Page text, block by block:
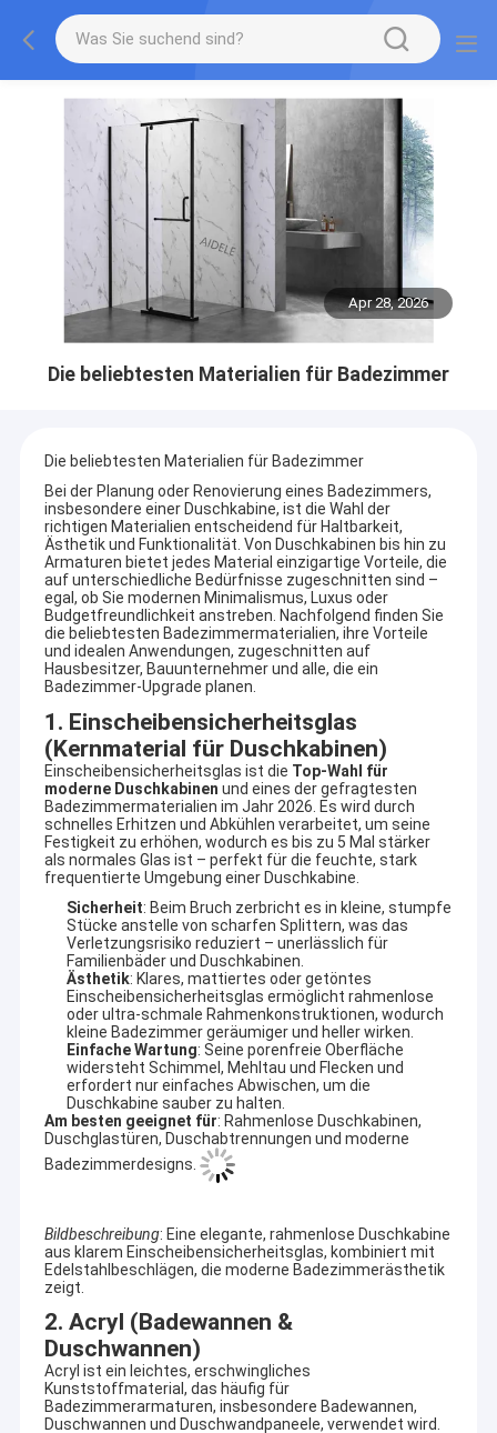
Apr 28, 2026
Die beliebtesten Materialien für Badezimmer
Die beliebtesten Materialien für Badezimmer
Bei der Planung oder Renovierung eines Badezimmers,
insbesondere einer Duschkabine, ist die Wahl der
richtigen Materialien entscheidend für Haltbarkeit,
Ästhetik und Funktionalität. Von Duschkabinen bis hin zu
Armaturen bietet jedes Material einzigartige Vorteile, die
auf unterschiedliche Bedürfnisse zugeschnitten sind –
egal, ob Sie modernen Minimalismus, Luxus oder
Budgetfreundlichkeit anstreben. Nachfolgend finden Sie
die beliebtesten Badezimmermaterialien, ihre Vorteile
und idealen Anwendungen, zugeschnitten auf
Hausbesitzer, Bauunternehmer und alle, die ein
Badezimmer-Upgrade planen.
1. Einscheibensicherheitsglas
(Kernmaterial für Duschkabinen)
Einscheibensicherheitsglas ist die Top-Wahl für
moderne Duschkabinen und eines der gefragtesten
Badezimmermaterialien im Jahr 2026. Es wird durch
schnelles Erhitzen und Abkühlen verarbeitet, um seine
Festigkeit zu erhöhen, wodurch es bis zu 5 Mal stärker
als normales Glas ist – perfekt für die feuchte, stark
frequentierte Umgebung einer Duschkabine.
Sicherheit: Beim Bruch zerbricht es in kleine, stumpfe
Stücke anstelle von scharfen Splittern, was das
Verletzungsrisiko reduziert – unerlässlich für
Familienbäder und Duschkabinen.
Ästhetik: Klares, mattiertes oder getöntes
Einscheibensicherheitsglas ermöglicht rahmenlose
oder ultra-schmale Rahmenkonstruktionen, wodurch
kleine Badezimmer geräumiger und heller wirken.
Einfache Wartung: Seine porenfreie Oberfläche
widersteht Schimmel, Mehltau und Flecken und
erfordert nur einfaches Abwischen, um die
Duschkabine sauber zu halten.
Am besten geeignet für: Rahmenlose Duschkabinen,
Duschglastüren, Duschabtrennungen und moderne
Badezimmerdesigns.
Bildbeschreibung: Eine elegante, rahmenlose Duschkabine
aus klarem Einscheibensicherheitsglas, kombiniert mit
Edelstahlbeschlägen, die moderne Badezimmerästhetik
zeigt.
2. Acryl (Badewannen &
Duschwannen)
Acryl ist ein leichtes, erschwingliches
Kunststoffmaterial, das häufig für
Badezimmerarmaturen, insbesondere Badewannen,
Duschwannen und Duschwandpaneele, verwendet wird.